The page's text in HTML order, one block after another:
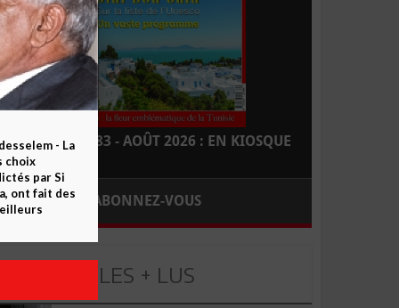
LEADERS N° 183 - AOÛT 2026 : EN KIOSQUE
ABONNEZ-VOUS
LES + LUS
- La
choix
par Si
ont fait des